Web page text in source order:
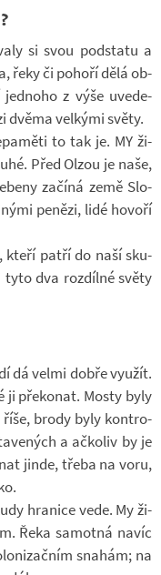
si svou pod­statu a
řeky či po­hoří dělá ob­
z výše uve­de­
dvěma vel­kými světy.
to tak je. MY ži­
Před Olzou je naše,
za­číná země Slo­
pe­nězi, lidé ho­voří
kteří patří do naší sku­
dva roz­dílné světy
dá velmi dobře vy­u­žít.
ji pře­ko­nat. Mosty byly
říše, brody byly kon­t­ro­
a ač­ko­liv by je
jinde, třeba na voru,
hra­nice vede. My ži­
Řeka sa­motná navíc
sna­hám; na